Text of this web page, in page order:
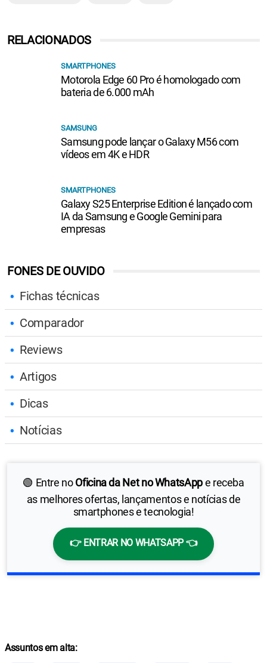
FONES DE OUVIDO
Fichas técnicas
Comparador
Reviews
Artigos
Dicas
Notícias
🟢 Entre noOficina da Net no WhatsAppe receba
as melhores ofertas, lançamentos e notícias de
smartphones e tecnologia!
👉 ENTRAR NO WHATSAPP 👈
RELACIONADOS
SMARTPHONES
Motorola Edge 60 Pro é homologado com
bateria de 6.000 mAh
SAMSUNG
Samsung pode lançar o Galaxy M56 com
vídeos em 4K e HDR
SMARTPHONES
Galaxy S25 Enterprise Edition é lançado com
IA da Samsung e Google Gemini para
empresas
Assuntos em alta: